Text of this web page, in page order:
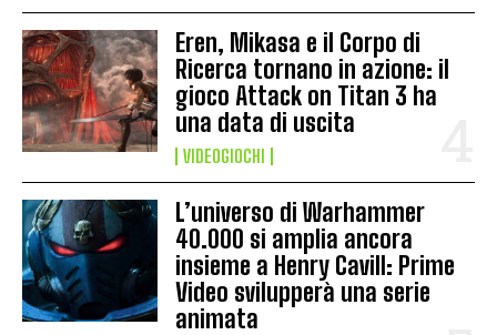
Eren, Mikasa e il Corpo di
Ricerca tornano in azione: il
gioco Attack on Titan 3 ha
una data di uscita
VIDEOGIOCHI
L’universo di Warhammer
40.000 si amplia ancora
insieme a Henry Cavill: Prime
Video svilupperà una serie
animata